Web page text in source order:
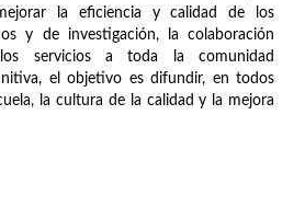
la eficiencia y calidad de los
y de investigación, la colaboración
servicios a toda la comunidad
el objetivo es difundir, en todos
la cultura de la calidad y la mejora